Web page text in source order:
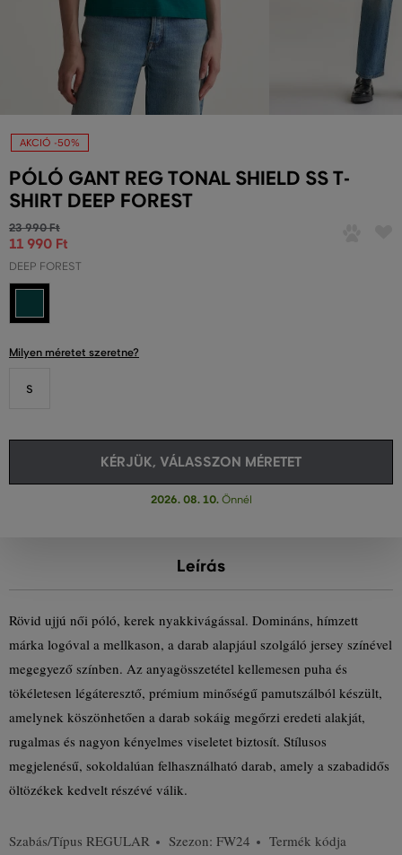
AKCIÓ -50%
PÓLÓ GANT REG TONAL SHIELD SS T-
SHIRT DEEP FOREST
23 990 Ft
11 990 Ft
DEEP FOREST
Milyen méretet szeretne?
S
KÉRJÜK, VÁLASSZON MÉRETET
2026. 08. 10.Önnél
Leírás
Rövid ujjú női póló, kerek nyakkivágással. Domináns, hímzett
márka logóval a mellkason, a darab alapjául szolgáló jersey színével
megegyező színben. Az anyagösszetétel kellemesen puha és
tökéletesen légáteresztő, prémium minőségű pamutszálból készült,
amelynek köszönhetően a darab sokáig megőrzi eredeti alakját,
rugalmas és nagyon kényelmes viseletet biztosít. Stílusos
megjelenésű, sokoldalúan felhasználható darab, amely a szabadidős
öltözékek kedvelt részévé válik.
Szabás/Típus REGULAR Szezon: FW24
Termék kódja